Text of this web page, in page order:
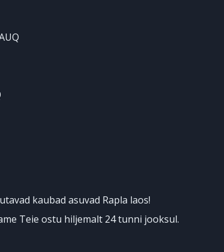
kaubad asuvad Rapla laos!
Teie ostu hiljemalt 24 tunni jooksul.